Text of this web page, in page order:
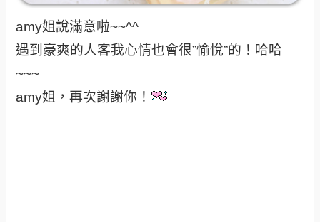
amy姐說滿意啦~~^^
遇到豪爽的人客我心情也會很”愉悅”的！哈哈
~~~
amy姐，再次謝謝你！